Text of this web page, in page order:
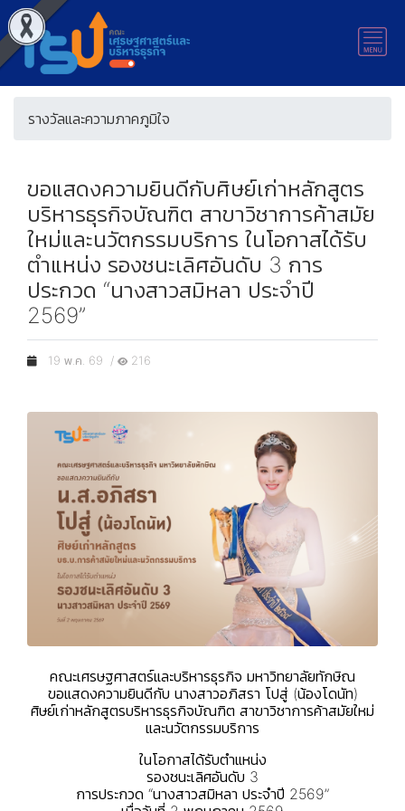
รางวัลและความภาคภูมิใจ
ขอแสดงความยินดีกับศิษย์เก่าหลักสูตร
บริหารธุรกิจบัณฑิต สาขาวิชาการค้าสมัย
ใหม่และนวัตกรรมบริการ ในโอกาสได้รับ
ตำแหน่ง รองชนะเลิศอันดับ 3 การ
ประกวด “นางสาวสมิหลา ประจำปี
2569”
19 พ.ค. 69 / 216
คณะเศรษฐศาสตร์และบริหารธุรกิจ มหาวิทยาลัยทักษิณ
ขอแสดงความยินดีกับ นางสาวอภิสรา โปสู่ (น้องโดนัท)
ศิษย์เก่าหลักสูตรบริหารธุรกิจบัณฑิต สาขาวิชาการค้าสมัยใหม่
และนวัตกรรมบริการ
ในโอกาสได้รับตำแหน่ง
รองชนะเลิศอันดับ 3
การประกวด “นางสาวสมิหลา ประจำปี 2569”